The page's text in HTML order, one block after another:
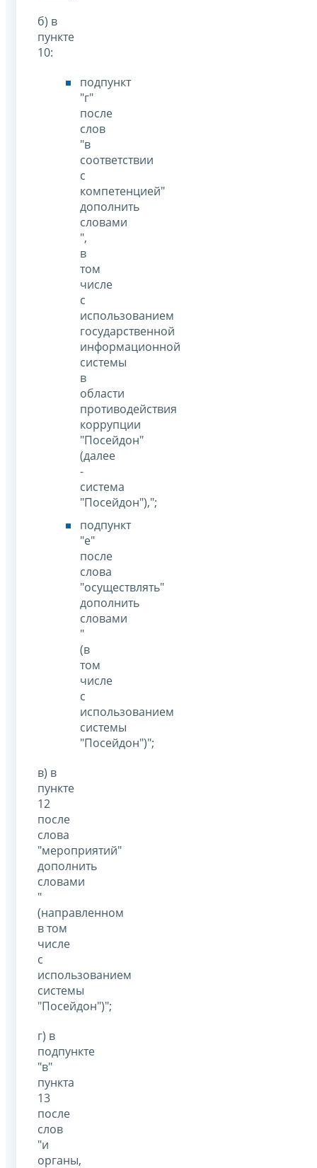
б) в
пункте
10:
подпункт
"г"
после
слов
"в
соответствии
с
компетенцией"
дополнить
словами
",
в
том
числе
с
использованием
государственной
информационной
системы
в
области
противодействия
коррупции
"Посейдон"
(далее
-
система
"Посейдон"),";
подпункт
"е"
после
слова
"осуществлять"
дополнить
словами
"
(в
том
числе
с
использованием
системы
"Посейдон")";
в) в
пункте
12
после
слова
"мероприятий"
дополнить
словами
"
(направленном
в том
числе
с
использованием
системы
"Посейдон")";
г) в
подпункте
"в"
пункта
13
после
слов
"и
органы,